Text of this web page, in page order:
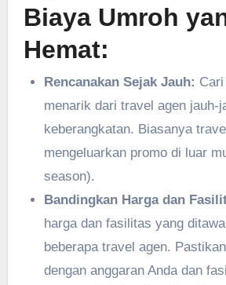
Biaya Umroh
Hemat:
Rencanakan Sejak Jauh:
menarik dari travel agen jauh-
keberangkatan. Biasanya
mengeluarkan promo di luar
season).
Bandingkan Harga dan
harga dan fasilitas yang
beberapa travel agen.
dengan anggaran Anda dan